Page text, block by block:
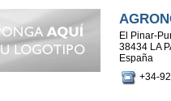
El Pinar-
38434 LA
España
+34-